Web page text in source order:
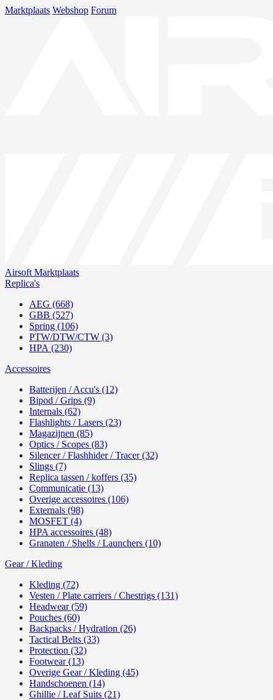
Marktplaats Webshop Forum
Airsoft Marktplaats
Replica's
AEG (668)
GBB (527)
Spring (106)
PTW/DTW/CTW (3)
HPA (230)
Accessoires
Batterijen / Accu's (12)
Bipod / Grips (9)
Internals (62)
Flashlights / Lasers (23)
Magazijnen (85)
Optics / Scopes (83)
Silencer / Flashhider / Tracer (32)
Slings (7)
Replica tassen / koffers (35)
Communicatie (13)
Overige accessoires (106)
Externals (98)
MOSFET (4)
HPA accessoires (48)
Granaten / Shells / Launchers (10)
Gear / Kleding
Kleding (72)
Vesten / Plate carriers / Chestrigs (131)
Headwear (59)
Pouches (60)
Backpacks / Hydration (26)
Tactical Belts (33)
Protection (32)
Footwear (13)
Overige Gear / Kleding (45)
Handschoenen (14)
Ghillie / Leaf Suits (21)